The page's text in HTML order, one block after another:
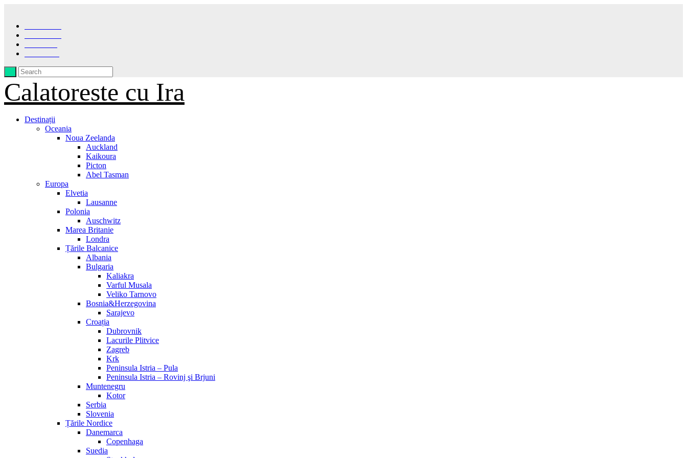
Calatoreste cu Ira
Destinații
Oceania
Noua Zeelanda
Auckland
Kaikoura
Picton
Abel Tasman
Europa
Elvetia
Lausanne
Polonia
Auschwitz
Marea Britanie
Londra
Țările Balcanice
Albania
Bulgaria
Kaliakra
Varful Musala
Veliko Tarnovo
Bosnia&Herzegovina
Sarajevo
Croația
Dubrovnik
Lacurile Plitvice
Zagreb
Krk
Peninsula Istria – Pula
Peninsula Istria – Rovinj şi Brjuni
Muntenegru
Kotor
Serbia
Slovenia
Țările Nordice
Danemarca
Copenhaga
Suedia